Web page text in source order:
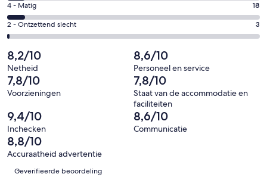
van
242
beoordelingen
Goed.
75
van
beoordelingen
-
Redelijk.
18
van
242
beoordelingen
Gastenscore:
4
-
18
van
242
beoordelingen
4 - Matig 18
Gastenscore:
2
-
Ontzettend
slecht.
3
242
beoordelingen
2 - Ontzettend slecht 3
8,2/10
Netheid
8,6/10
Personeel en service
7,8/10
Voorzieningen
7,8/10
Staat van de accommodatie en
faciliteiten
9,4/10
Inchecken
8,6/10
Communicatie
8,8/10
Accuraatheid advertentie
Beoordelingen
Geverifieerde beoordeling